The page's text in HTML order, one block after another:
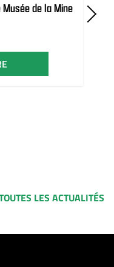
de la Mine
LES ACTUALITÉS